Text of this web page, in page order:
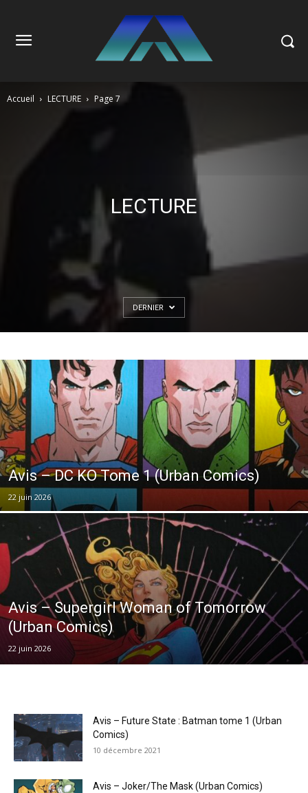
Accueil LECTURE Page 7
LECTURE
DERNIER
Avis – DC KO Tome 1 (Urban Comics)
22 juin 2026
Avis – Supergirl Woman of Tomorrow
(Urban Comics)
22 juin 2026
Avis – Future State : Batman tome 1 (Urban
Comics)
10 décembre 2021
Avis – Joker/The Mask (Urban Comics)